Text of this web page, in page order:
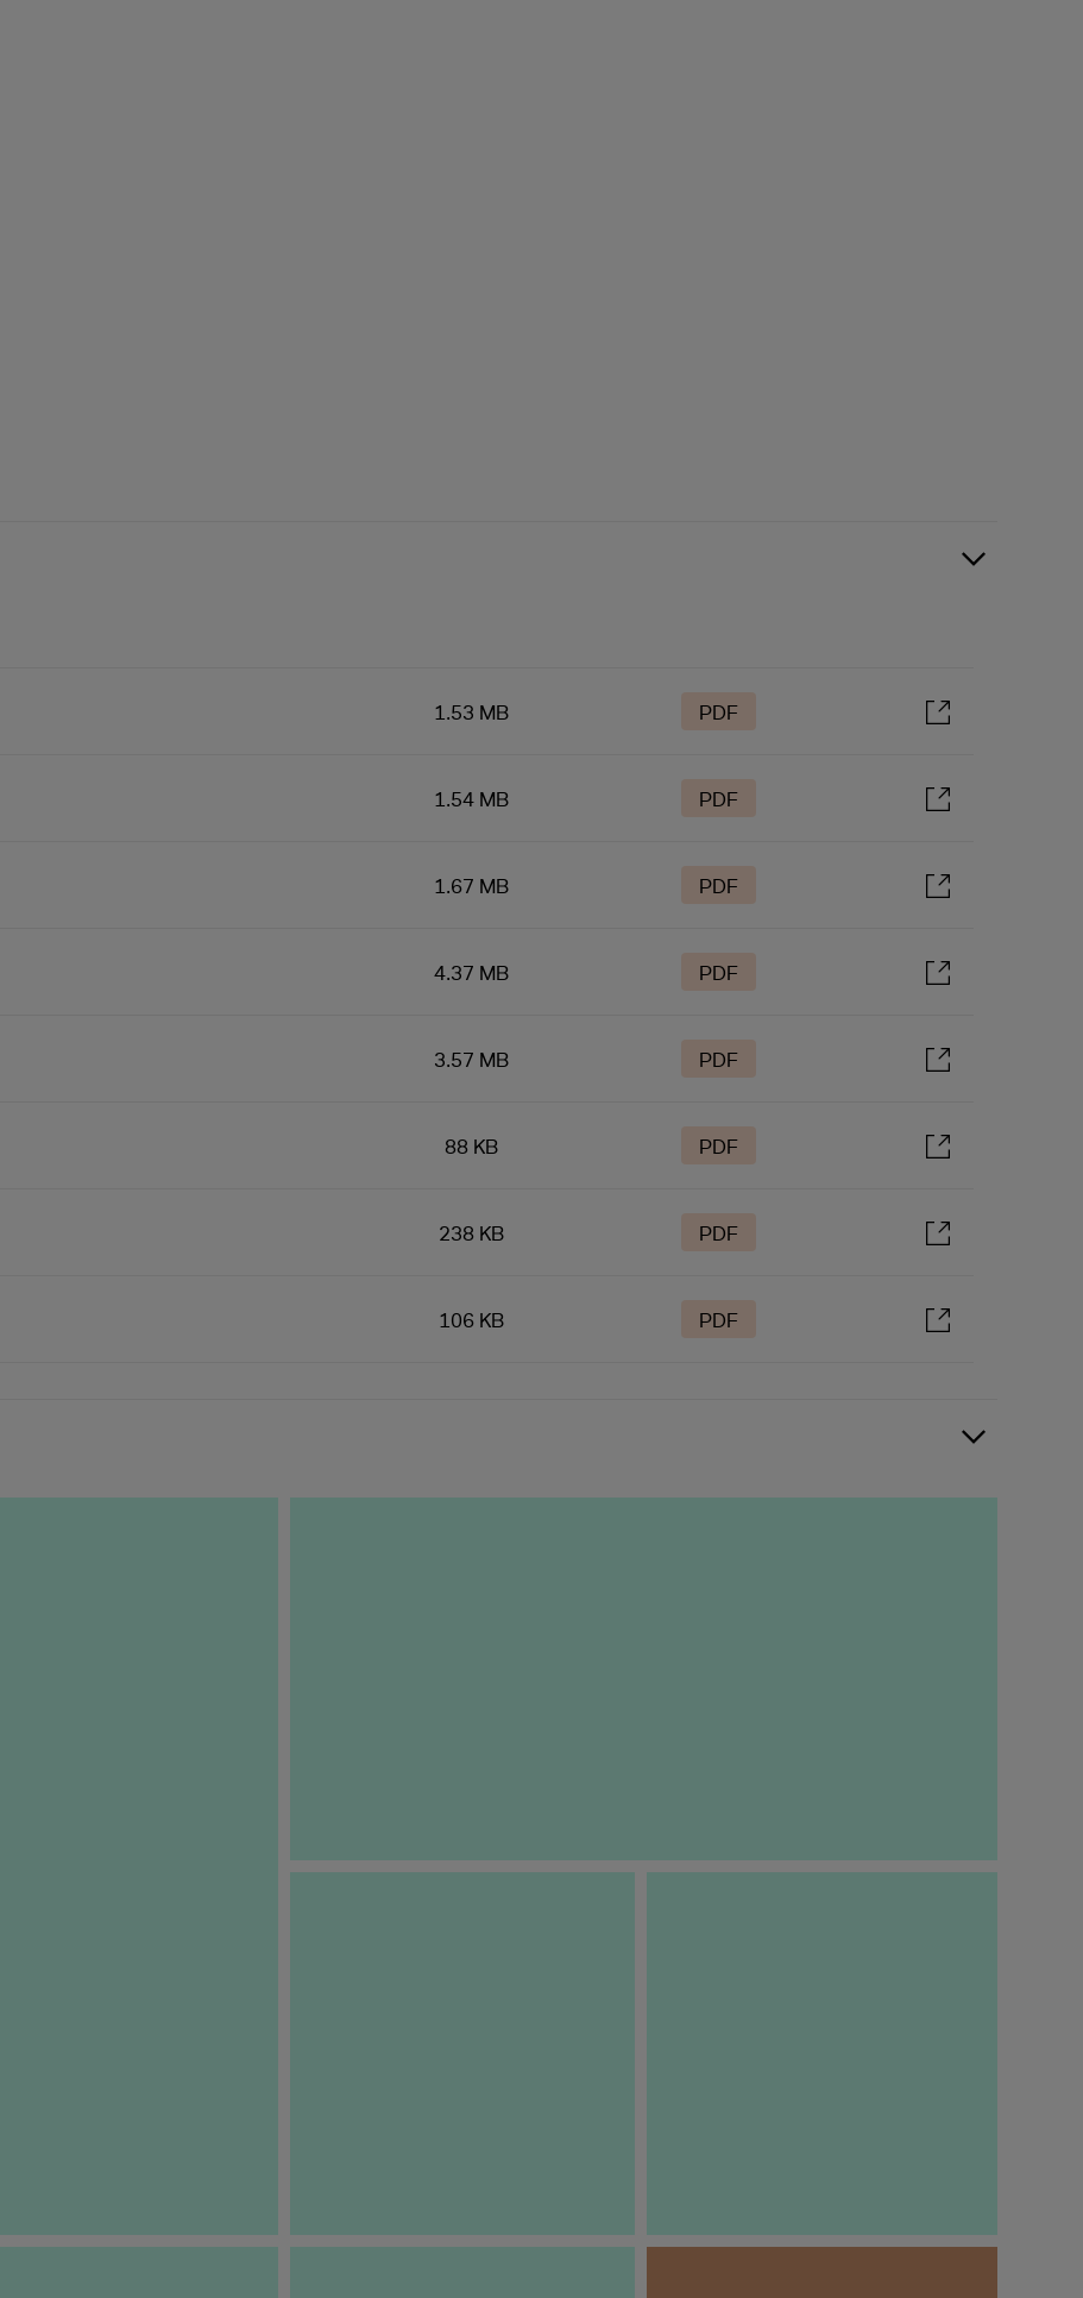
1.53 MB PDF
1.54 MB PDF
1.67 MB PDF
4.37 MB PDF
3.57 MB PDF
88 KB PDF
238 KB PDF
106 KB PDF